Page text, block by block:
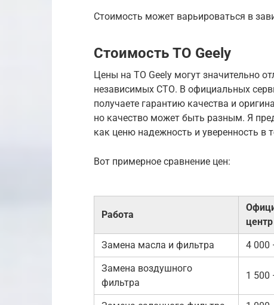
Стоимость может варьироваться в
Стоимость ТО Geely
Цены на ТО Geely могут значительно
независимых СТО. В официальных
получаете гарантию качества и
но качество может быть разным. Я
как ценю надежность и уверенность в
Вот примерное сравнение цен:
Работа
центр
Замена масла и фильтра 4 000
Замена воздушного
фильтра
1 500